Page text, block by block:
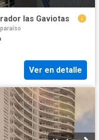
las Gaviotas
Ver en detalle